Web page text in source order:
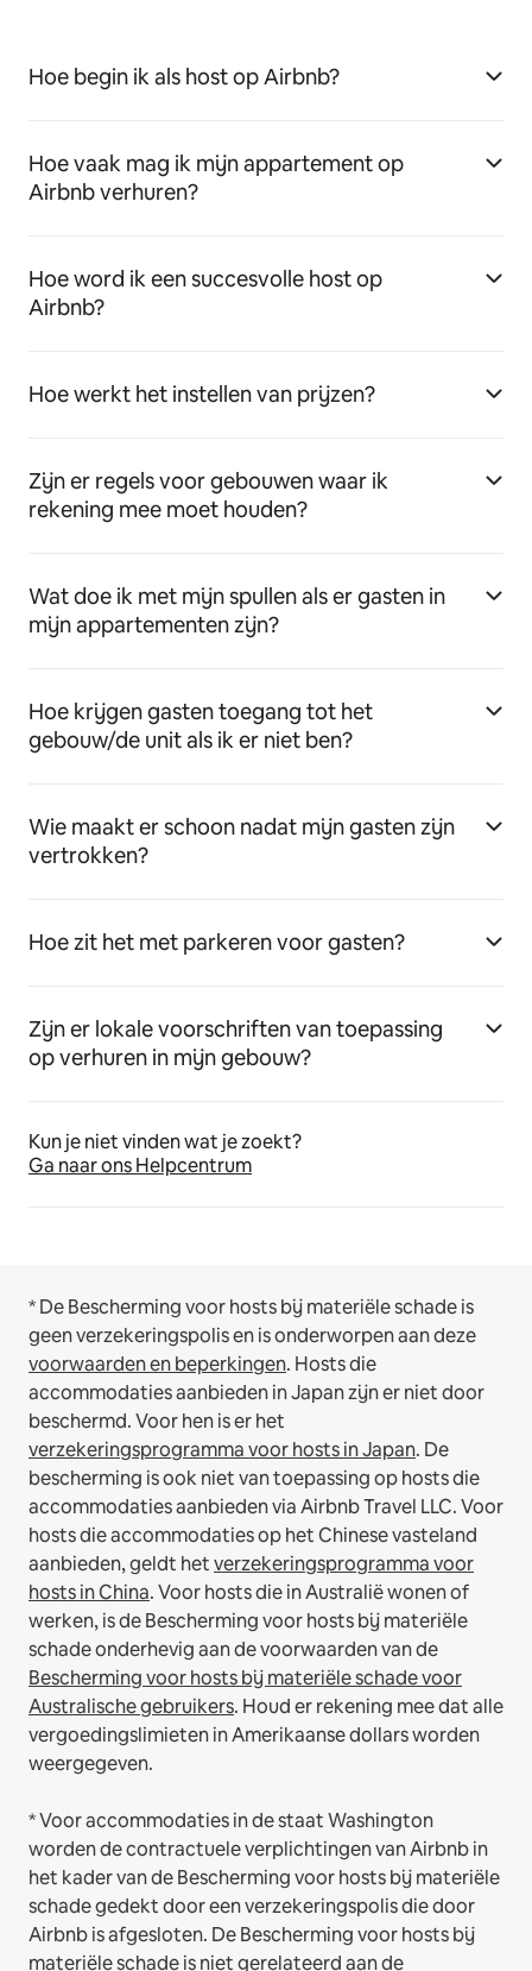
Hoe begin ik als host op Airbnb?
Hoe vaak mag ik mijn appartement op
Airbnb verhuren?
Hoe word ik een succesvolle host op
Airbnb?
Hoe werkt het instellen van prijzen?
Zijn er regels voor gebouwen waar ik
rekening mee moet houden?
Wat doe ik met mijn spullen als er gasten in
mijn appartementen zijn?
Hoe krijgen gasten toegang tot het
gebouw/de unit als ik er niet ben?
Wie maakt er schoon nadat mijn gasten zijn
vertrokken?
Hoe zit het met parkeren voor gasten?
Zijn er lokale voorschriften van toepassing
op verhuren in mijn gebouw?
Kun je niet vinden wat je zoekt?
Ga naar ons Helpcentrum
* De Bescherming voor hosts bij materiële schade is
geen verzekeringspolis en is onderworpen aan deze
voorwaarden en beperkingen. Hosts die
accommodaties aanbieden in Japan zijn er niet door
beschermd. Voor hen is er het
verzekeringsprogramma voor hosts in Japan. De
bescherming is ook niet van toepassing op hosts die
accommodaties aanbieden via Airbnb Travel LLC.Voor
hosts die accommodaties op het Chinese vasteland
aanbieden, geldt hetverzekeringsprogramma voor
hosts in China.Voor hosts die in Australië wonen of
werken, is de Bescherming voor hosts bij materiële
schade onderhevig aan de voorwaarden van de
Bescherming voor hosts bij materiële schade voor
Australische gebruikers. Houd er rekening mee dat alle
vergoedingslimieten in Amerikaanse dollars worden
weergegeven.
* Voor accommodaties in de staat Washington
worden de contractuele verplichtingen van Airbnb in
het kader van de Bescherming voor hosts bij materiële
schade gedekt door een verzekeringspolis die door
Airbnb is afgesloten. De Bescherming voor hosts bij
materiële schade is niet gerelateerd aan de